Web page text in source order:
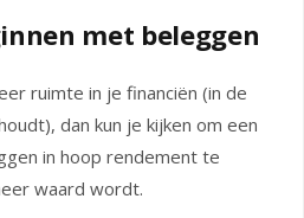
met beleggen
ruimte in je financiën (in de
dan kun je kijken om een
in hoop rendement te
waard wordt.